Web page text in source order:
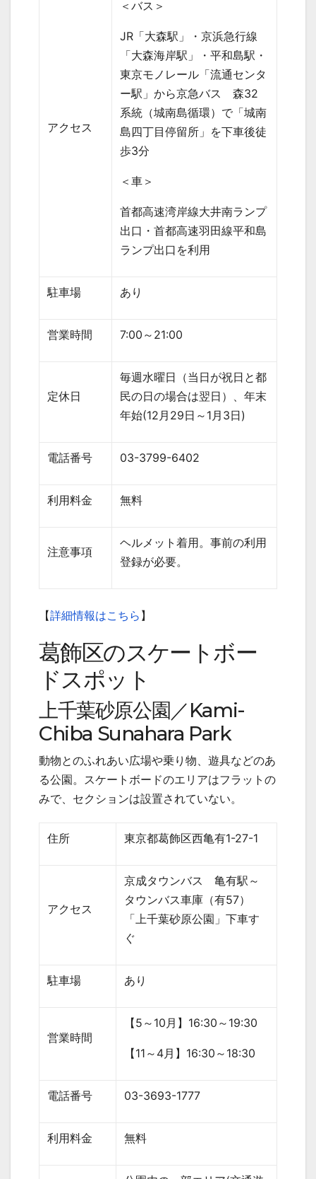
アクセス
＜バス＞
JR 「大森駅」・京浜急行線
「大森海岸駅」・平和島駅・
東京モノレール「流通センタ
ー駅」から京急バス 森32
系統（城南島循環）で「城南
島四丁目停留所」を下車後徒
歩3分
＜車＞
首都高速湾岸線大井南ランプ
出口・首都高速羽田線平和島
ランプ出口を利用
駐車場 あり
営業時間 7:00 ～ 21:00
定休日
毎週水曜日（当日が祝日と都
民の日の場合は翌日）、年末
年始(12月 29日～ 1月 3日)
電話番号 03-3799-6402
利用料金 無料
注意事項
ヘルメット着用。事前の利用
登録が必要。
【詳細情報はこちら 】
葛飾区のスケートボー
ドスポット
上千葉砂原公園／Kami-
Chiba Sunahara Park
動物とのふれあい広場や乗り物、遊具などのあ
る公園。スケートボードのエリアはフラットの
みで、セクションは設置されていない。
住所 東京都葛飾区西亀有1-27-1
アクセス
京成タウンバス 亀有駅～
タウンバス車庫（有57）
「上千葉砂原公園」下車す
ぐ
駐車場 あり
営業時間
【5 ～ 10月】 16:30 ～ 19:30
【11 ～ 4月】 16:30 ～ 18:30
電話番号 03-3693-1777
利用料金 無料